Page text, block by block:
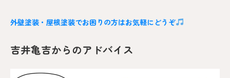
外壁塗装・屋根塗装でお困りの方はお気軽にどうぞ
吉井亀吉からのアドバイス